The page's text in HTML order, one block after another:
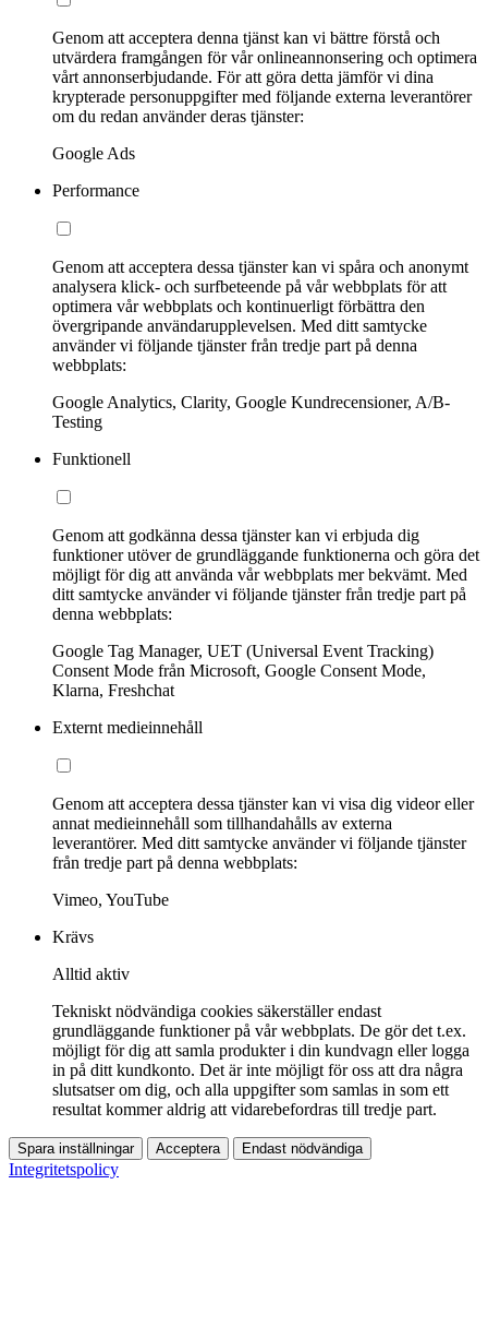
Genom att acceptera denna tjänst kan vi bättre förstå och
utvärdera framgången för vår onlineannonsering och optimera
vårt annonserbjudande. För att göra detta jämför vi dina
krypterade personuppgifter med följande externa leverantörer
om du redan använder deras tjänster:
Google Ads
Performance
Genom att acceptera dessa tjänster kan vi spåra och anonymt
analysera klick- och surfbeteende på vår webbplats för att
optimera vår webbplats och kontinuerligt förbättra den
övergripande användarupplevelsen. Med ditt samtycke
använder vi följande tjänster från tredje part på denna
webbplats:
Google Analytics, Clarity, Google Kundrecensioner, A/B-
Testing
Funktionell
Genom att godkänna dessa tjänster kan vi erbjuda dig
funktioner utöver de grundläggande funktionerna och göra det
möjligt för dig att använda vår webbplats mer bekvämt. Med
ditt samtycke använder vi följande tjänster från tredje part på
denna webbplats:
Google Tag Manager, UET (Universal Event Tracking)
Consent Mode från Microsoft, Google Consent Mode,
Klarna, Freshchat
Externt medieinnehåll
Genom att acceptera dessa tjänster kan vi visa dig videor eller
annat medieinnehåll som tillhandahålls av externa
leverantörer. Med ditt samtycke använder vi följande tjänster
från tredje part på denna webbplats:
Vimeo, YouTube
Krävs
Alltid aktiv
Tekniskt nödvändiga cookies säkerställer endast
grundläggande funktioner på vår webbplats. De gör det t.ex.
möjligt för dig att samla produkter i din kundvagn eller logga
in på ditt kundkonto. Det är inte möjligt för oss att dra några
slutsatser om dig, och alla uppgifter som samlas in som ett
resultat kommer aldrig att vidarebefordras till tredje part.
Spara inställningar Acceptera Endast nödvändiga
Integritetspolicy